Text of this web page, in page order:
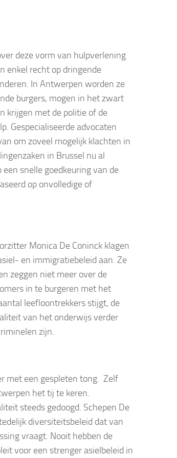
deze vorm van hulpverlening
enkel recht op dringende
In Antwerpen worden ze
burgers, mogen in het zwart
krijgen met de politie of de
Gespecialiseerde advocaten
om zoveel mogelijk klachten in
in Brussel nu al
snelle goedkeuring van de
op onvolledige of
Monica De Coninck klagen
en immigratiebeleid aan. Ze
zeggen niet meer over de
in te burgeren met het
leefloontrekkers stijgt, de
van het onderwijs verder
zijn.
met een gespleten tong. Zelf
het tij te keren.
steeds gedoogd. Schepen De
diversiteitsbeleid dat van
vraagt. Nooit hebben de
voor een strenger asielbeleid in